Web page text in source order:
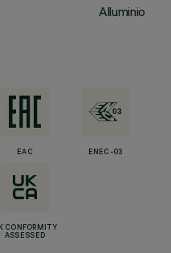
Alluminio
EAC ENEC-03
CONFORMITY
ASSESSED